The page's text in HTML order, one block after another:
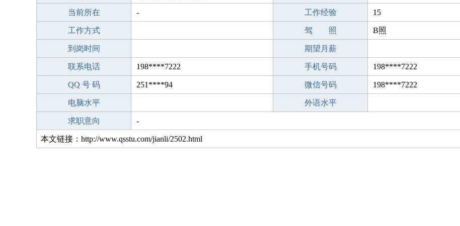
当前所在 - 工作经验 15
工作方式 驾 照 B照
到岗时间 期望月薪
联系电话 198****7222 手机号码 198****7222
QQ 号 码 251****94 微信号码 198****7222
电脑水平 外语水平
求职意向 -
本文链接：http://www.qsstu.com/jianli/2502.html